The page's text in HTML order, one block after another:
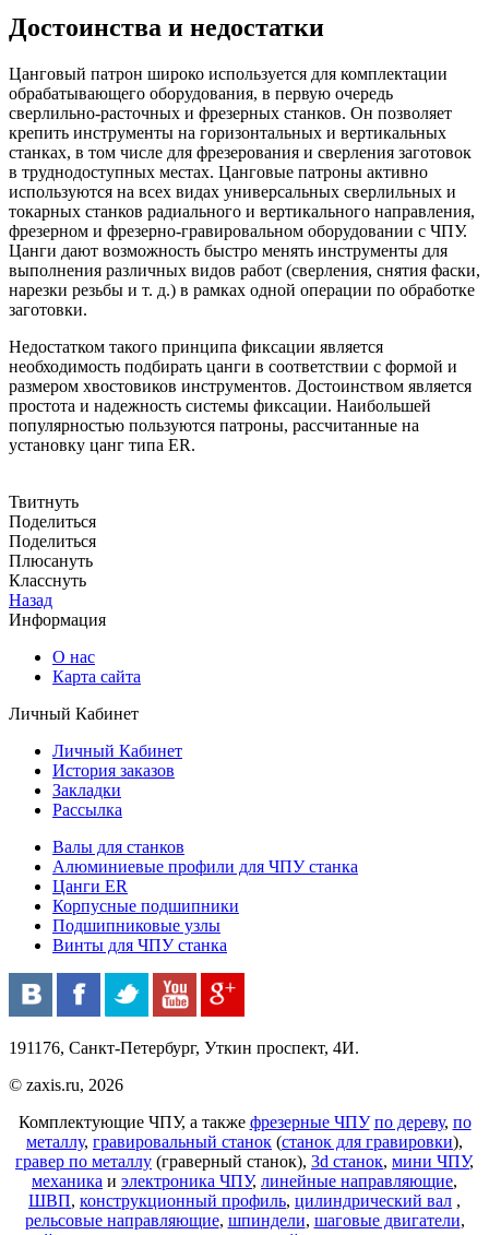
Достоинства и недостатки
Цанговый патрон широко используется для комплектации
обрабатывающего оборудования, в первую очередь
сверлильно-расточных и фрезерных станков. Он позволяет
крепить инструменты на горизонтальных и вертикальных
станках, в том числе для фрезерования и сверления заготовок
в труднодоступных местах. Цанговые патроны активно
используются на всех видах универсальных сверлильных и
токарных станков радиального и вертикального направления,
фрезерном и фрезерно-гравировальном оборудовании с ЧПУ.
Цанги дают возможность быстро менять инструменты для
выполнения различных видов работ (сверления, снятия фаски,
нарезки резьбы и т. д.) в рамках одной операции по обработке
заготовки.
Недостатком такого принципа фиксации является
необходимость подбирать цанги в соответствии с формой и
размером хвостовиков инструментов. Достоинством является
простота и надежность системы фиксации. Наибольшей
популярностью пользуются патроны, рассчитанные на
установку цанг типа ER.
Твитнуть
Поделиться
Поделиться
Плюсануть
Класснуть
Назад
Информация
О нас
Карта сайта
Личный Кабинет
Личный Кабинет
История заказов
Закладки
Рассылка
Валы для станков
Алюминиевые профили для ЧПУ станка
Цанги ER
Корпусные подшипники
Подшипниковые узлы
Винты для ЧПУ станка
191176, Санкт-Петербург, Уткин проспект, 4И.
© zaxis.ru, 2026
Комплектующие ЧПУ, а также фрезерные ЧПУ по дереву, по
металлу, гравировальный станок (станок для гравировки),
гравер по металлу (граверный станок), 3d станок, мини ЧПУ,
механика и электроника ЧПУ, линейные направляющие,
ШВП, конструкционный профиль, цилиндрический вал ,
рельсовые направляющие, шпиндели, шаговые двигатели,